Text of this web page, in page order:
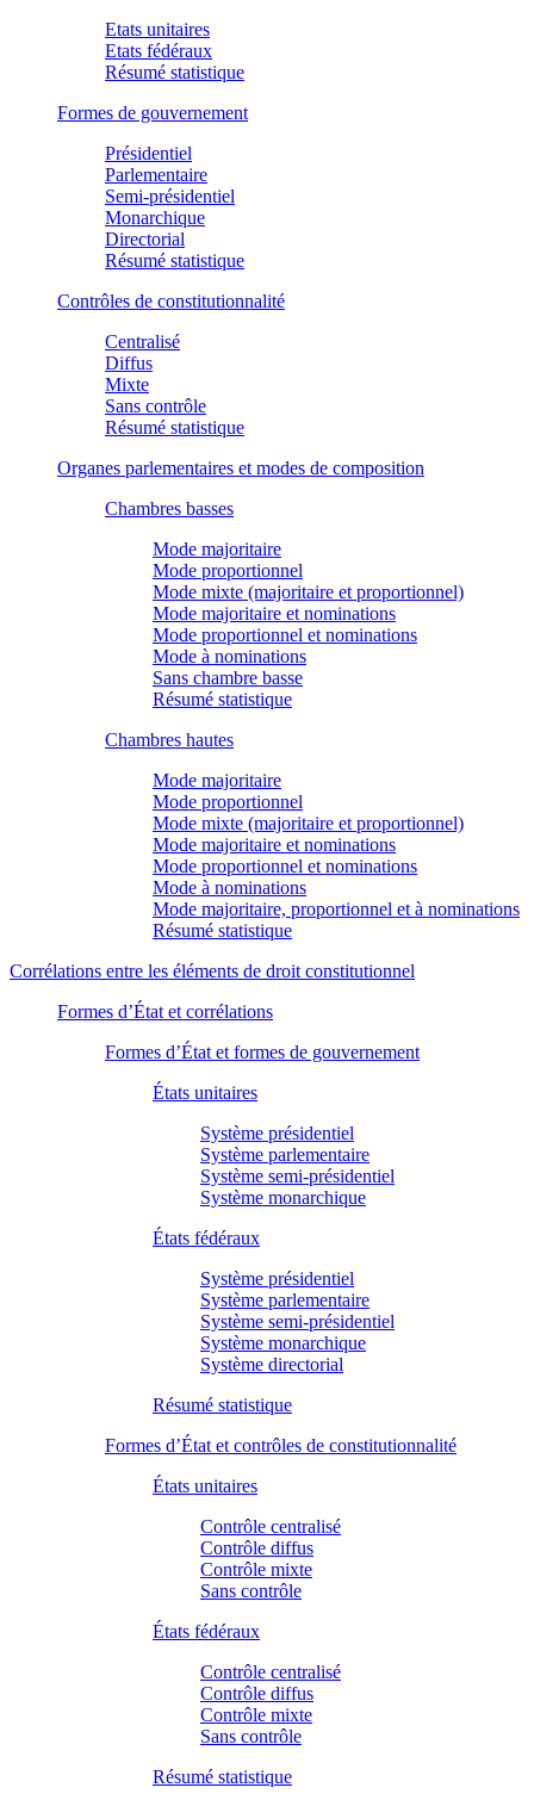
Etats unitaires
Etats fédéraux
Résumé statistique
Formes de gouvernement
Présidentiel
Parlementaire
Semi-présidentiel
Monarchique
Directorial
Résumé statistique
Contrôles de constitutionnalité
Centralisé
Diffus
Mixte
Sans contrôle
Résumé statistique
Organes parlementaires et modes de composition
Chambres basses
Mode majoritaire
Mode proportionnel
Mode mixte (majoritaire et proportionnel)
Mode majoritaire et nominations
Mode proportionnel et nominations
Mode à nominations
Sans chambre basse
Résumé statistique
Chambres hautes
Mode majoritaire
Mode proportionnel
Mode mixte (majoritaire et proportionnel)
Mode majoritaire et nominations
Mode proportionnel et nominations
Mode à nominations
Mode majoritaire, proportionnel et à nominations
Résumé statistique
Corrélations entre les éléments de droit constitutionnel
Formes d’État et corrélations
Formes d’État et formes de gouvernement
États unitaires
Système présidentiel
Système parlementaire
Système semi-présidentiel
Système monarchique
États fédéraux
Système présidentiel
Système parlementaire
Système semi-présidentiel
Système monarchique
Système directorial
Résumé statistique
Formes d’État et contrôles de constitutionnalité
États unitaires
Contrôle centralisé
Contrôle diffus
Contrôle mixte
Sans contrôle
États fédéraux
Contrôle centralisé
Contrôle diffus
Contrôle mixte
Sans contrôle
Résumé statistique